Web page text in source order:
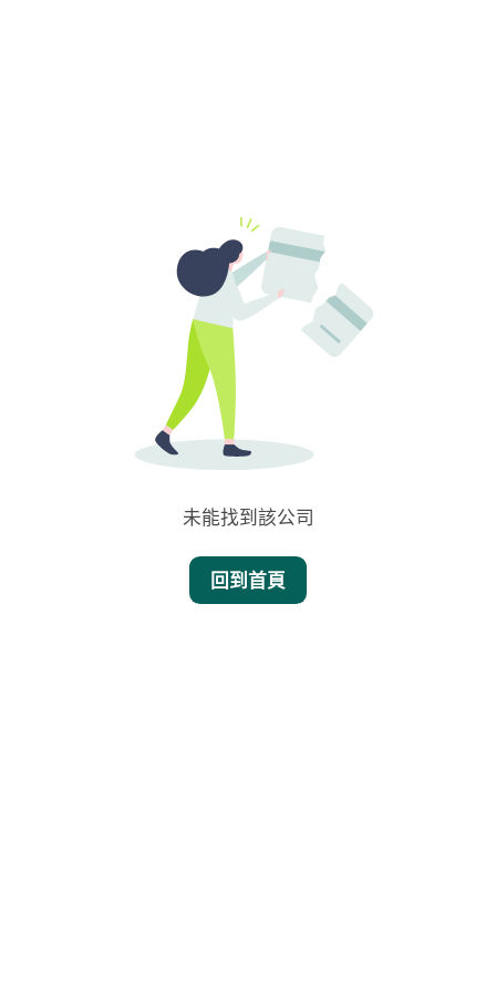
未能找到該公司
回到首頁